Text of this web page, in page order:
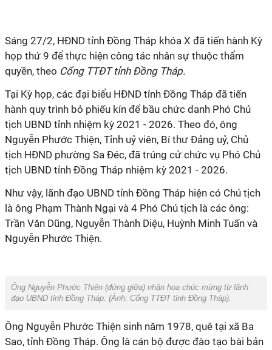
Sáng 27/2, HĐND tỉnh Đồng Tháp khóa X đã tiến hành Kỳ
họp thứ 9 để thực hiện công tác nhân sự thuộc thẩm
quyền, theo Cổng TTĐT tỉnh Đồng Tháp.
Tại Kỳ họp, các đại biểu HĐND tỉnh Đồng Tháp đã tiến
hành quy trình bỏ phiếu kín để bầu chức danh Phó Chủ
tịch UBND tỉnh nhiệm kỳ 2021 - 2026. Theo đó, ông
Nguyễn Phước Thiện, Tỉnh uỷ viên, Bí thư Đảng uỷ, Chủ
tịch HĐND phường Sa Đéc, đã trúng cử chức vụ Phó Chủ
tịch UBND tỉnh Đồng Tháp nhiệm kỳ 2021 - 2026.
Như vậy, lãnh đạo UBND tỉnh Đồng Tháp hiện có Chủ tịch
là ông Phạm Thành Ngại và 4 Phó Chủ tịch là các ông:
Trần Văn Dũng, Nguyễn Thành Diệu, Huỳnh Minh Tuấn và
Nguyễn Phước Thiện.
Ông Nguyễn Phước Thiện (đứng giữa) nhận hoa chúc mừng từ lãnh
đạo UBND tỉnh Đồng Tháp. (Ảnh: Cổng TTĐT tỉnh Đồng Tháp).
Ông Nguyễn Phước Thiện sinh năm 1978, quê tại xã Ba
Sao, tỉnh Đồng Tháp. Ông là cán bộ được đào tạo bài bản